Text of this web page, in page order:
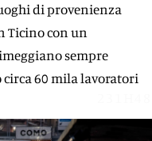
di provenienza
Ticino con un
sempre
circa 60 mila lavoratori